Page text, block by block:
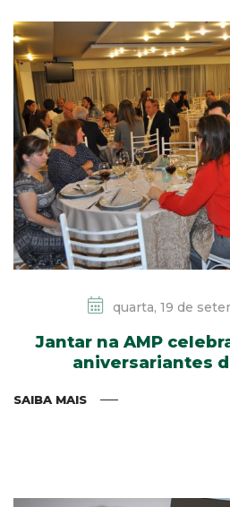
quarta, 19 de
Jantar na AMP
aniversariantes
SAIBA MAIS